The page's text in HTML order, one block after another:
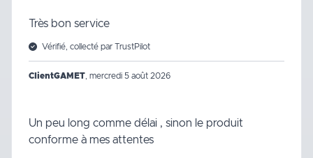
Très bon service
Vérifié, collecté par TrustPilot
ClientGAMET mercredi 5 août 2026
Un peu long comme délai , sinon le produit
conforme à mes attentes